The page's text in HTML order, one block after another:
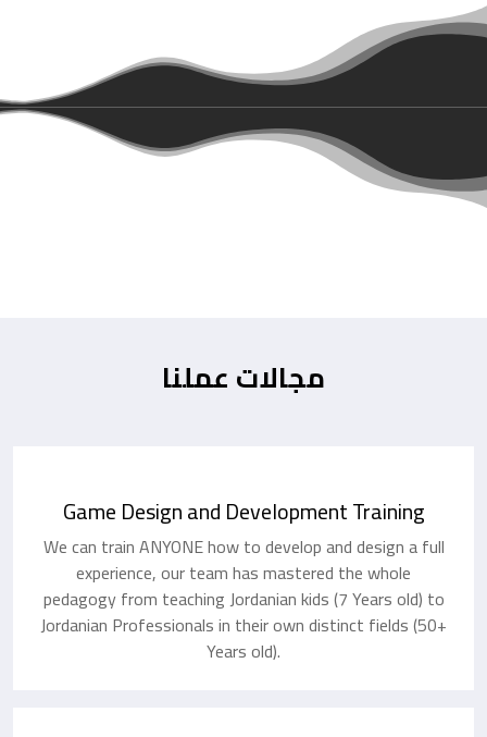
مجالات عملنا
Game Design and Development Training
We can train ANYONE how to develop and design a full
experience, our team has mastered the whole
pedagogy from teaching Jordanian kids (7 Years old) to
Jordanian Professionals in their own distinct fields (50+
Years old).